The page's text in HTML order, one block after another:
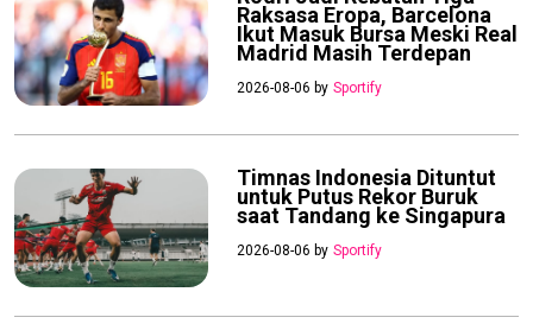
Raksasa Eropa, Barcelona
Ikut Masuk Bursa Meski Real
Madrid Masih Terdepan
2026-08-06 by Sportify
Timnas Indonesia Dituntut
untuk Putus Rekor Buruk
saat Tandang ke Singapura
2026-08-06 by Sportify